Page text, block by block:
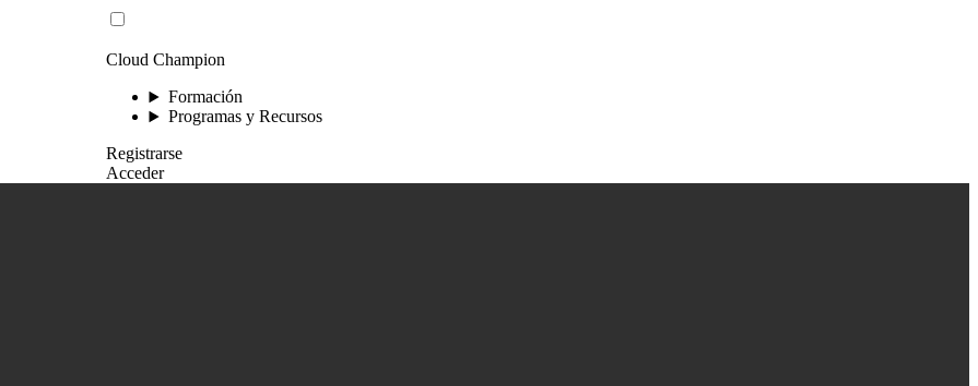
Cloud Champion
Formación
Programas y Recursos
Registrarse
Acceder